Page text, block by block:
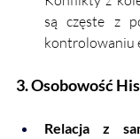
są częste z
kontrolowaniu
3. Osobowość
Relacja z